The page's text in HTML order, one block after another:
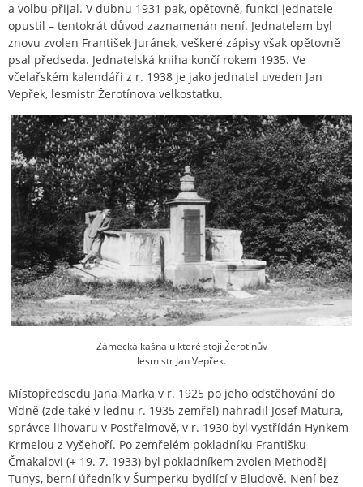
a volbu přijal. V dubnu 1931 pak, opětovně, funkci jednatele
opustil – tentokrát důvod zaznamenán není. Jednatelem byl
znovu zvolen František Juránek, veškeré zápisy však opětovně
psal předseda. Jednatelská kniha končí rokem 1935. Ve
včelařském kalendáři z r. 1938 je jako jednatel uveden Jan
Vepřek, lesmistr Žerotínova velkostatku.
Zámecká kašna u které stojí Žerotínův
lesmistr Jan Vepřek.
Místopředsedu Jana Marka v r. 1925 po jeho odstěhování do
Vídně (zde také v lednu r. 1935 zemřel) nahradil Josef Matura,
správce lihovaru v Postřelmově, v r. 1930 byl vystřídán Hynkem
Krmelou z Vyšehoří. Po zemřelém pokladníku Františku
Čmakalovi (+ 19. 7. 1933) byl pokladníkem zvolen Methoděj
Tunys, berní úředník v Šumperku bydlící v Bludově. Není bez